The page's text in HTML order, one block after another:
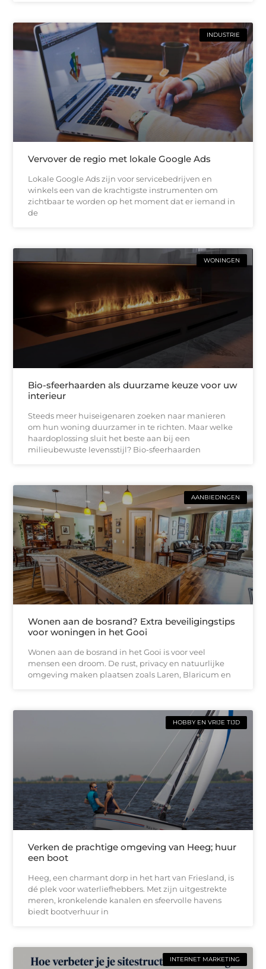
INDUSTRIE
Vervover de regio met lokale Google Ads
Lokale Google Ads zijn voor servicebedrijven en
winkels een van de krachtigste instrumenten om
zichtbaar te worden op het moment dat er iemand in
de
WONINGEN
Bio-sfeerhaarden als duurzame keuze voor uw
interieur
Steeds meer huiseigenaren zoeken naar manieren
om hun woning duurzamer in te richten. Maar welke
haardoplossing sluit het beste aan bij een
milieubewuste levensstijl? Bio-sfeerhaarden
AANBIEDINGEN
Wonen aan de bosrand? Extra beveiligingstips
voor woningen in het Gooi
Wonen aan de bosrand in het Gooi is voor veel
mensen een droom. De rust, privacy en natuurlijke
omgeving maken plaatsen zoals Laren, Blaricum en
HOBBY EN VRIJE TIJD
Verken de prachtige omgeving van Heeg; huur
een boot
Heeg, een charmant dorp in het hart van Friesland, is
dé plek voor waterliefhebbers. Met zijn uitgestrekte
meren, kronkelende kanalen en sfeervolle havens
biedt bootverhuur in
INTERNET MARKETING